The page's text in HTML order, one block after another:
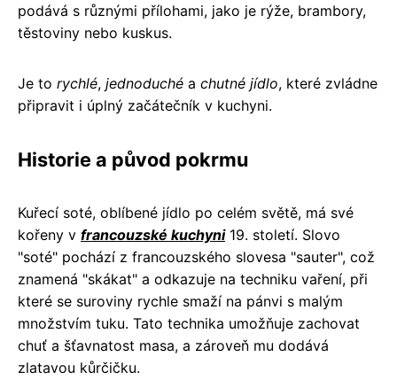
podává s různými přílohami, jako je rýže, brambory,
těstoviny nebo kuskus.
Je to rychlé, jednoduché a chutné jídlo, které zvládne
připravit i úplný začátečník v kuchyni.
Historie a původ pokrmu
Kuřecí soté, oblíbené jídlo po celém světě, má své
kořeny v francouzské kuchyni19. století. Slovo
"soté" pochází z francouzského slovesa "sauter", což
znamená "skákat" a odkazuje na techniku ​​vaření, při
které se suroviny rychle smaží na pánvi s malým
množstvím tuku. Tato technika umožňuje zachovat
chuť a šťavnatost masa, a zároveň mu dodává
zlatavou kůrčičku.